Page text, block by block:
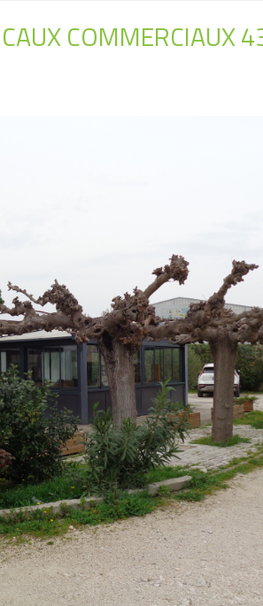
COMMERCIAUX